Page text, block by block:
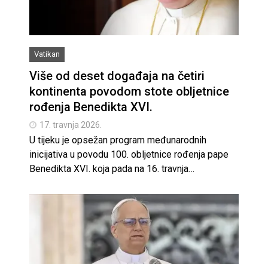
Vatikan
Više od deset događaja na četiri
kontinenta povodom stote obljetnice
rođenja Benedikta XVI.
17. travnja 2026.
U tijeku je opsežan program međunarodnih
inicijativa u povodu 100. obljetnice rođenja pape
Benedikta XVI. koja pada na 16. travnja…